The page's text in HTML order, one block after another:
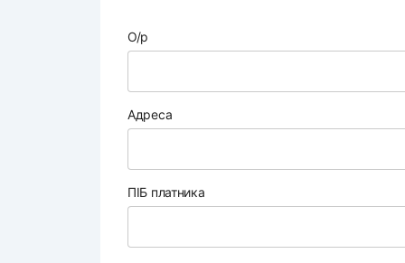
О/р
Адреса
ПІБ платника